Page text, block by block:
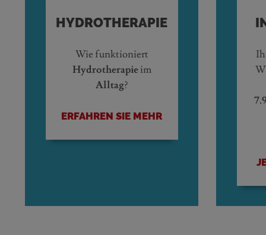
HYDROTHERAPIE
Wie funktioniert
Hydrotherapieim
Alltag?
ERFAHREN SIE MEHR